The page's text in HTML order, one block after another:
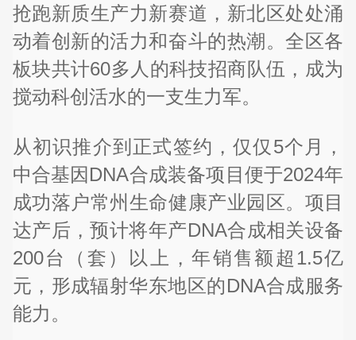
抢跑新质生产力新赛道，新北区处处涌
动着创新的活力和奋斗的热潮。全区各
板块共计60多人的科技招商队伍，成为
搅动科创活水的一支生力军。
从初识推介到正式签约，仅仅5个月，
中合基因DNA合成装备项目便于2024年
成功落户常州生命健康产业园区。项目
达产后，预计将年产DNA合成相关设备
200台（套）以上，年销售额超1.5亿
元，形成辐射华东地区的DNA合成服务
能力。